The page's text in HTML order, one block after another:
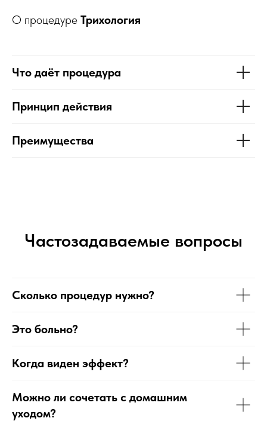
О процедуре Трихология
Что даёт процедура
Принцип действия
Преимущества
Частозадаваемые вопросы
Сколько процедур нужно?
Это больно?
Когда виден эффект?
Можно ли сочетать с домашним
уходом?